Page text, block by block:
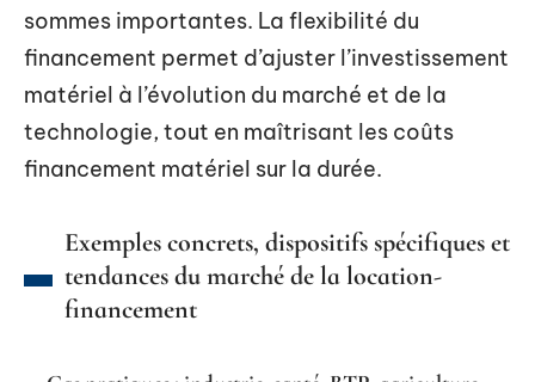
sommes importantes. La flexibilité du
financement permet d’ajuster l’investissement
matériel à l’évolution du marché et de la
technologie, tout en maîtrisant les coûts
financement matériel sur la durée.
Exemples concrets, dispositifs spécifiques et
tendances du marché de la location-
financement